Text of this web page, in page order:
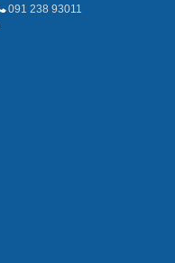
091 238 93011